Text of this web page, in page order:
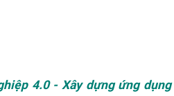
4.0 - Xây dựng ứng